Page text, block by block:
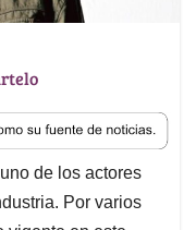
de los actores
Por varios